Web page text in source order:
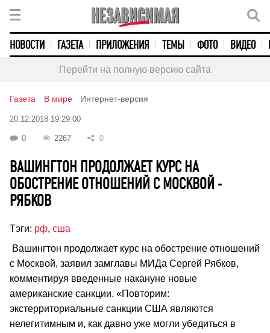
НОВОСТИ ГАЗЕТА ПРИЛОЖЕНИЯ ТЕМЫ ФОТО ВИДЕО
Перейти на полную версию сайта
Газета В мире Интернет-версия
20.12.2018 19:29:00
0 2267 0
ВАШИНГТОН ПРОДОЛЖАЕТ КУРС НА
ОБОСТРЕНИЕ ОТНОШЕНИЙ С МОСКВОЙ -
РЯБКОВ
Тэги: рф, сша
Вашингтон продолжает курс на обострение отношений
с Москвой, заявил замглавы МИДа Сергей Рябков,
комментируя введенные накануне новые
американские санкции. «Повторим:
экстерриториальные санкции США являются
нелегитимным и, как давно уже могли убедиться в